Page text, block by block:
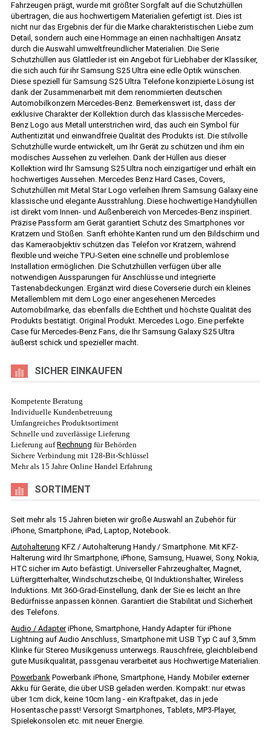
Fahrzeugen prägt, wurde mit größter Sorgfalt auf die Schutzhüllen
übertragen, die aus hochwertigem Materialien gefertigt ist. Dies ist
nicht nur das Ergebnis der für die Marke charakteristischen Liebe zum
Detail, sondern auch eine Hommage an einen nachhaltigen Ansatz
durch die Auswahl umweltfreundlicher Materialien. Die Serie
Schutzhüllen aus Glattleder ist ein Angebot für Liebhaber der Klassiker,
die sich auch für ihr Samsung S25 Ultra eine edle Optik wünschen.
Diese speziell für Samsung S25 Ultra Telefone konzipierte Lösung ist
dank der Zusammenarbeit mit dem renommierten deutschen
Automobilkonzern Mercedes-Benz. Bemerkenswert ist, dass der
exklusive Charakter der Kollektion durch das klassische Mercedes-
Benz Logo aus Metall unterstrichen wird, das auch ein Symbol für
Authentizität und einwandfreie Qualität des Produkts ist. Die stilvolle
Schutzhülle wurde entwickelt, um Ihr Gerät zu schützen und ihm ein
modisches Aussehen zu verleihen. Dank der Hüllen aus dieser
Kollektion wird Ihr Samsung S25 Ultra noch einzigartiger und erhält ein
hochwertiges Aussehen. Mercedes Benz Hard Cases, Covers,
Schutzhüllen mit Metal Star Logo verleihen Ihrem Samsung Galaxy eine
klassische und elegante Ausstrahlung. Diese hochwertige Handyhüllen
ist direkt vom Innen- und Außenbereich von Mercedes-Benz inspiriert.
Präzise Passform am Gerät garantiert Schutz des Smartphones vor
Kratzern und Stößen. Sanft erhöhte Kanten rund um den Bildschirm und
das Kameraobjektiv schützen das Telefon vor Kratzern, während
flexible und weiche TPU-Seiten eine schnelle und problemlose
Installation ermöglichen. Die Schutzhüllen verfügen über alle
notwendigen Aussparungen für Anschlüsse und integrierte
Tastenabdeckungen. Ergänzt wird diese Coverserie durch ein kleines
Metallemblem mit dem Logo einer angesehenen Mercedes
Automobilmarke, das ebenfalls die Echtheit und höchste Qualität des
Produkts bestätigt. Original Produkt. Mercedes Logo. Eine perfekte
Case für Mercedes-Benz Fans, die Ihr Samsung Galaxy S25 Ultra
äußerst schick und spezieller macht.
SICHER EINKAUFEN
Kompetente Beratung
Individuelle Kundenbetreuung
Umfangreiches Produktsortiment
Schnelle und zuverlässige Lieferung
Lieferung aufRechnung für Behörden
Sichere Verbindung mit 128-Bit-Schlüssel
Mehr als 15 Jahre Online Handel Erfahrung
SORTIMENT
Seit mehr als 15 Jahren bieten wir große Auswahl an Zubehör für
iPhone, Smartphone, iPad, Laptop, Notebook.
Autohalterung KFZ / Autohalterung Handy / Smartphone. Mit KFZ-
Halterung wird Ihr Smartphone, iPhone, Samsung, Huawei, Sony, Nokia,
HTC sicher im Auto befästigt. Universeller Fahrzeughalter, Magnet,
Lüftergitterhalter, Windschutzscheibe, QI Induktionshalter, Wireless
Induktions. Mit 360-Grad-Einstellung, dank der Sie es leicht an Ihre
Bedürfnisse anpassen können. Garantiert die Stabilität und Sicherheit
des Telefons.
Audio / AdapteriPhone, Smartphone, Handy Adapter für iPhone
Lightning auf Audio Anschluss, Smartphone mit USB Typ C auf 3,5mm
Klinke für Stereo Musikgenuss unterwegs. Rauschfreie, gleichbleibend
gute Musikqualität, passgenau verarbeitet aus Hochwertige Materialien.
Powerbank Powerbank iPhone, Smartphone, Handy. Mobiler externer
Akku für Geräte, die über USB geladen werden. Kompakt: nur etwas
über 1cm dick, keine 10cm lang - ein Kraftpaket, das in jede
Hosentasche passt! Versorgt Smartphones, Tablets, MP3-Player,
Spielekonsolen etc. mit neuer Energie.